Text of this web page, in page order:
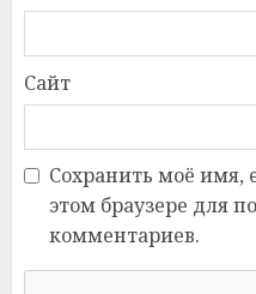
Сайт
Сохранить моё имя,
этом браузере для
комментариев.